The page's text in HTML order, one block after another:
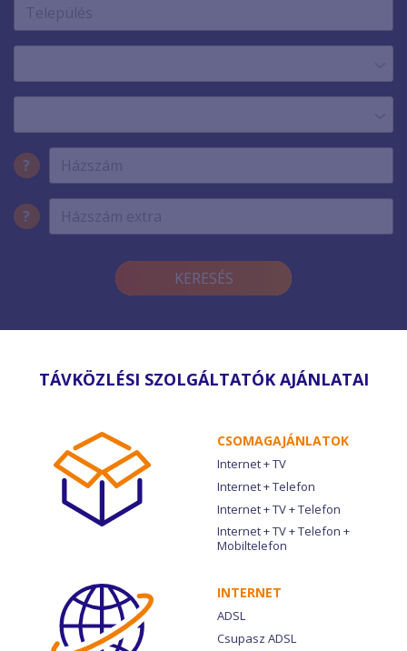
?
?
KERESÉS
TÁVKÖZLÉSI SZOLGÁLTATÓK AJÁNLATAI
CSOMAG­AJÁNLATOK
Internet + TV
Internet + Telefon
Internet + TV + Telefon
Internet + TV + Telefon +
Mobiltelefon
INTERNET
ADSL
Csupasz ADSL